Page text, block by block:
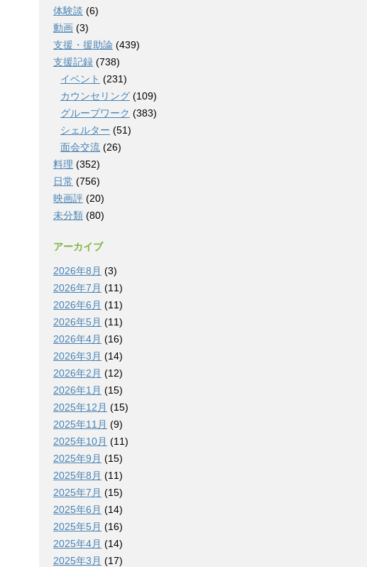
体験談 (6)
動画 (3)
支援・援助論 (439)
支援記録 (738)
イベント (231)
カウンセリング (109)
グループワーク (383)
シェルター (51)
面会交流 (26)
料理 (352)
日常 (756)
映画評 (20)
未分類 (80)
アーカイブ
2026年8月 (3)
2026年7月 (11)
2026年6月 (11)
2026年5月 (11)
2026年4月 (16)
2026年3月 (14)
2026年2月 (12)
2026年1月 (15)
2025年12月 (15)
2025年11月 (9)
2025年10月 (11)
2025年9月 (15)
2025年8月 (11)
2025年7月 (15)
2025年6月 (14)
2025年5月 (16)
2025年4月 (14)
2025年3月 (17)